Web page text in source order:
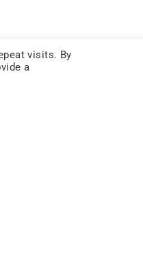
visits. By
a